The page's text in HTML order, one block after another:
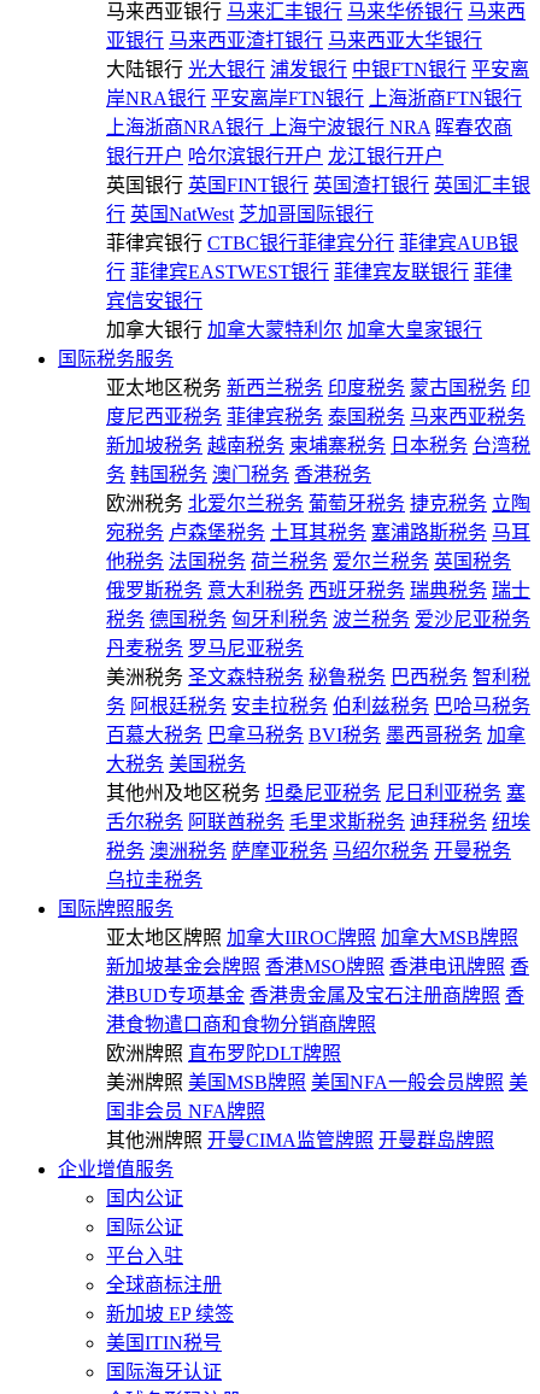
马来西亚银行 马来汇丰银行 马来华侨银行 马来西
亚银行 马来西亚渣打银行 马来西亚大华银行
大陆银行 光大银行 浦发银行 中银FTN银行 平安离
岸NRA银行 平安离岸FTN银行
上海浙商FTN银行
上海浙商NRA银行
上海宁波银行 NRA 晖春农商
银行开户 哈尔滨银行开户 龙江银行开户
英国银行 英国FINT银行 英国渣打银行 英国汇丰银
行 英国NatWest 芝加哥国际银行
菲律宾银行 CTBC银行菲律宾分行 菲律宾AUB银
行 菲律宾EASTWEST银行 菲律宾友联银行 菲律
宾信安银行
加拿大银行 加拿大蒙特利尔 加拿大皇家银行
国际税务服务
亚太地区税务 新西兰税务 印度税务 蒙古国税务 印
度尼西亚税务 菲律宾税务 泰国税务 马来西亚税务
新加坡税务 越南税务 柬埔寨税务 日本税务 台湾税
务 韩国税务 澳门税务 香港税务
欧洲税务 北爱尔兰税务 葡萄牙税务 捷克税务 立陶
宛税务 卢森堡税务 土耳其税务 塞浦路斯税务 马耳
他税务 法国税务 荷兰税务 爱尔兰税务 英国税务
俄罗斯税务 意大利税务 西班牙税务 瑞典税务 瑞士
税务 德国税务 匈牙利税务 波兰税务 爱沙尼亚税务
丹麦税务 罗马尼亚税务
美洲税务 圣文森特税务 秘鲁税务 巴西税务 智利税
务 阿根廷税务 安圭拉税务 伯利兹税务 巴哈马税务
百慕大税务 巴拿马税务 BVI税务 墨西哥税务 加拿
大税务 美国税务
其他州及地区税务 坦桑尼亚税务 尼日利亚税务 塞
舌尔税务 阿联酋税务 毛里求斯税务 迪拜税务 纽埃
税务 澳洲税务 萨摩亚税务 马绍尔税务 开曼税务
乌拉圭税务
国际牌照服务
亚太地区牌照 加拿大IIROC牌照 加拿大MSB牌照
新加坡基金会牌照 香港MSO牌照 香港电讯牌照 香
港BUD专项基金 香港贵金属及宝石注册商牌照 香
港食物遣口商和食物分销商牌照
欧洲牌照 直布罗陀DLT牌照
美洲牌照 美国MSB牌照 美国NFA一般会员牌照 美
国非会员 NFA牌照
其他洲牌照 开曼CIMA监管牌照 开曼群岛牌照
企业增值服务
国内公证
国际公证
平台入驻
全球商标注册
新加坡 EP 续签
美国ITIN税号
国际海牙认证